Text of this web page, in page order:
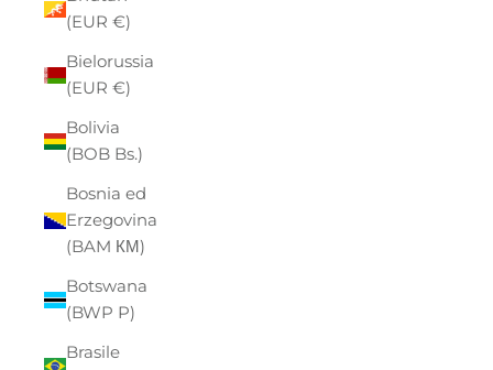
(EUR €)
Bielorussia
(EUR €)
Bolivia
(BOB Bs.)
Bosnia ed
Erzegovina
(BAM КМ)
Botswana
(BWP P)
Brasile